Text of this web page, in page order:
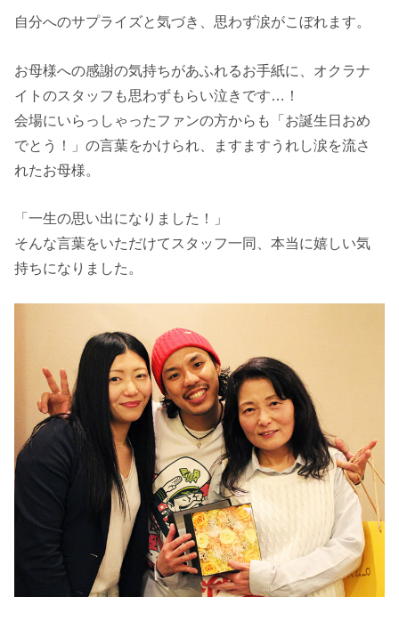
自分へのサプライズと気づき、思わず涙がこぼれます。
お母様への感謝の気持ちがあふれるお手紙に、オクラナ
イトのスタッフも思わずもらい泣きです…！
会場にいらっしゃったファンの方からも「お誕生日おめ
でとう！」の言葉をかけられ、ますますうれし涙を流さ
れたお母様。
「一生の思い出になりました！」
そんな言葉をいただけてスタッフ一同、本当に嬉しい気
持ちになりました。